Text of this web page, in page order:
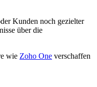
Kunden noch gezielter
über die
wie Zoho One verschaffen